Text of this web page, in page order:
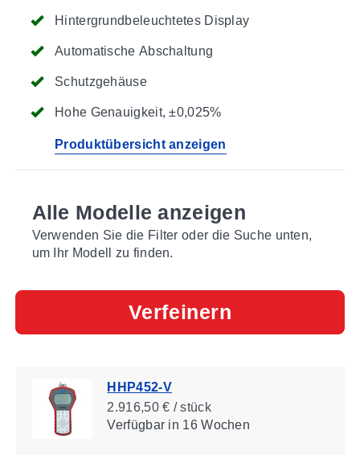
Hintergrundbeleuchtetes Display
Automatische Abschaltung
Schutzgehäuse
Hohe Genauigkeit, ±0,025%
Produktübersicht anzeigen
Alle Modelle anzeigen
Verwenden Sie die Filter oder die Suche unten,
um Ihr Modell zu finden.
Verfeinern
HHP452-V
2.916,50 € / stück
Verfügbarin 16 Wochen